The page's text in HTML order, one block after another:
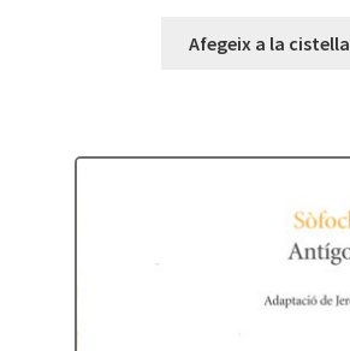
Afegeix a la cistella